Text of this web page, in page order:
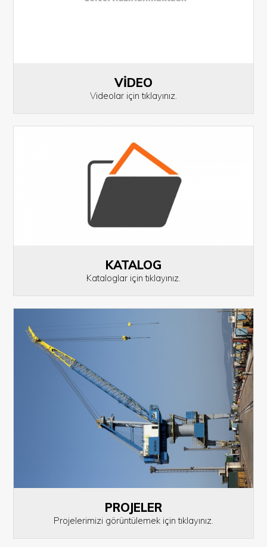
VİDEO
Videolar için tıklayınız.
KATALOG
Kataloglar için tıklayınız.
PROJELER
Projelerimizi görüntülemek için tıklayınız.